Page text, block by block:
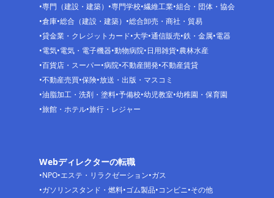
専門（建設・建築）
専門学校 繊維工業 組合・団体・協会
倉庫 総合（建設・建築）
総合卸売・商社・貿易
貸金業・クレジットカード 大学 通信販売 鉄・金属 電器
電気 電気・電子機器 動物病院 日用雑貨 農林水産
百貨店・スーパー 病院 不動産開発 不動産賃貸
不動産売買 保険 放送・出版・マスコミ
油脂加工・洗剤・塗料 予備校 幼児教室 幼稚園・保育園
旅館・ホテル 旅行・レジャー
Webディレクターの転職
NPO エステ・リラクゼーション ガス
ガソリンスタンド・燃料 ゴム製品 コンビニ その他